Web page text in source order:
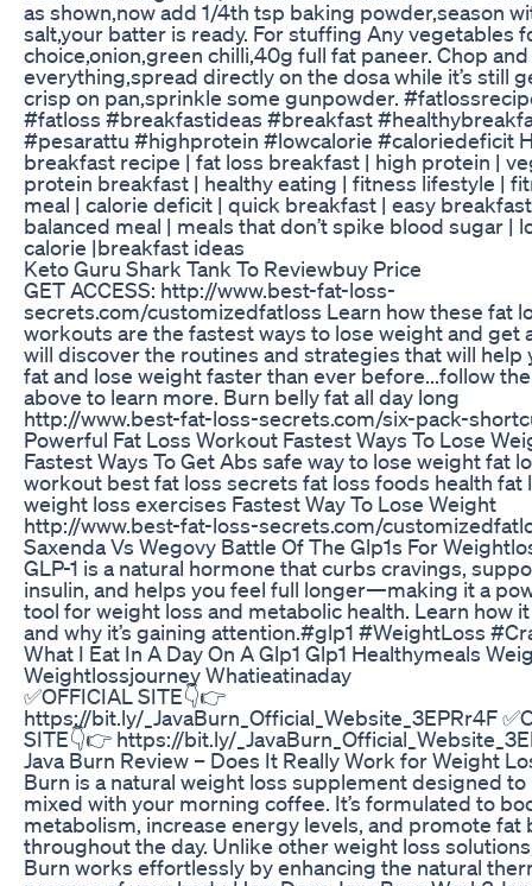
as shown,now add 1/4th tsp baking powder,season
salt,your batter is ready. For stuffing Any vegetables
choice,onion,green chilli,40g full fat paneer. Chop
everything,spread directly on the dosa while it’s still
crisp on pan,sprinkle some gunpowder.
#fatloss #breakfastideas #breakfast
#pesarattu #highprotein #lowcalorie #caloriedeficit
breakfast recipe | fat loss breakfast | high protein |
protein breakfast | healthy eating | fitness lifestyle |
meal | calorie deficit | quick breakfast | easy
balanced meal | meals that don’t spike blood sugar |
calorie |breakfast ideas
Keto Guru Shark Tank To Reviewbuy Price
GET ACCESS: http://www.best-fat-loss-
secrets.com/customizedfatloss Learn how these fat
workouts are the fastest ways to lose weight and get
will discover the routines and strategies that will help
fat and lose weight faster than ever before...follow
above to learn more. Burn belly fat all day long
http://www.best-fat-loss-secrets.com/six-pack-
Powerful Fat Loss Workout Fastest Ways To Lose
Fastest Ways To Get Abs safe way to lose weight fat
workout best fat loss secrets fat loss foods health fat
weight loss exercises Fastest Way To Lose Weight
http://www.best-fat-loss-secrets.com/
Saxenda Vs Wegovy Battle Of The Glp1s For
GLP-1 is a natural hormone that curbs cravings,
insulin, and helps you feel full longer—making it a
tool for weight loss and metabolic health. Learn how
and why it’s gaining attention.#glp1 #WeightLoss
What I Eat In A Day On A Glp1 Glp1 Healthymeals
Weightlossjourney Whatieatinaday
✅OFFICIAL SITE👇👉
https://bit.ly/_JavaBurn_Official_Website_3EPRr4F
SITE👇👉 https://bit.ly/
Java Burn Review – Does It Really Work for Weight
Burn is a natural weight loss supplement designed to
mixed with your morning coffee. It’s formulated to
metabolism, increase energy levels, and promote fat
throughout the day. Unlike other weight loss
Burn works effortlessly by enhancing the natural